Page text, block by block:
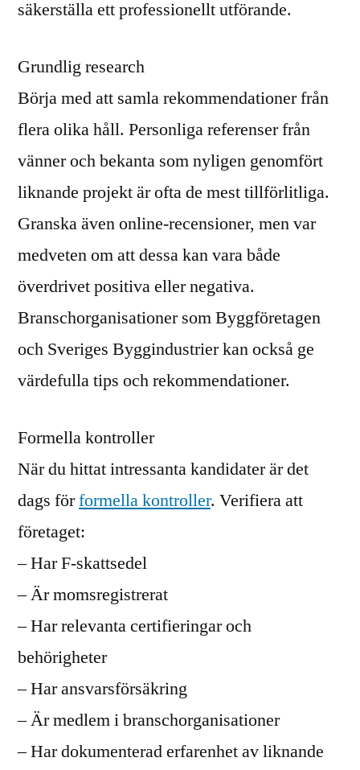
säkerställa ett professionellt utförande.
Grundlig research
Börja med att samla rekommendationer från
flera olika håll. Personliga referenser från
vänner och bekanta som nyligen genomfört
liknande projekt är ofta de mest tillförlitliga.
Granska även online-recensioner, men var
medveten om att dessa kan vara både
överdrivet positiva eller negativa.
Branschorganisationer som Byggföretagen
och Sveriges Byggindustrier kan också ge
värdefulla tips och rekommendationer.
Formella kontroller
När du hittat intressanta kandidater är det
dags förformella kontroller. Verifiera att
företaget:
– Har F-skattsedel
– Är momsregistrerat
– Har relevanta certifieringar och
behörigheter
– Har ansvarsförsäkring
– Är medlem i branschorganisationer
– Har dokumenterad erfarenhet av liknande